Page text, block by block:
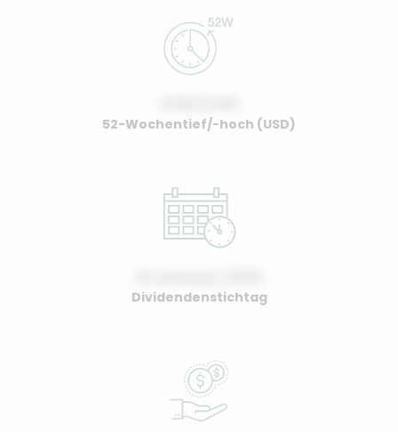
52-Wochentief/-hoch (USD)
Dividendenstichtag